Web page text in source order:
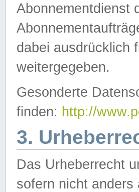
Abonnementdienst
dabei ausdrücklich
weitergegeben.
Gesonderte
finden: http://
3.
Das Urheberrecht
sofern nicht anders